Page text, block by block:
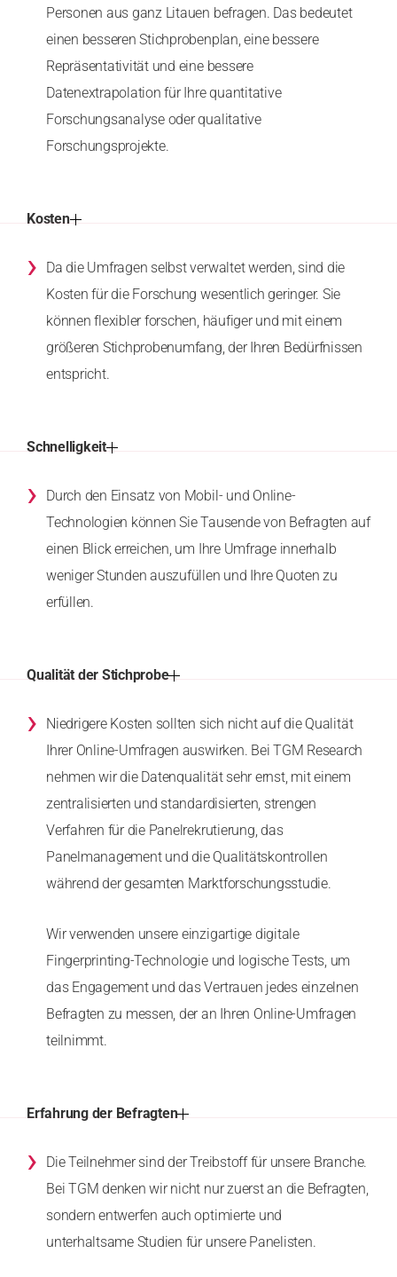
Personen aus ganz Litauen befragen. Das bedeutet
einen besseren Stichprobenplan, eine bessere
Repräsentativität und eine bessere
Datenextrapolation für Ihre quantitative
Forschungsanalyse oder qualitative
Forschungsprojekte.
Kosten
›
Da die Umfragen selbst verwaltet werden, sind die
Kosten für die Forschung wesentlich geringer. Sie
können flexibler forschen, häufiger und mit einem
größeren Stichprobenumfang, der Ihren Bedürfnissen
entspricht.
Schnelligkeit
›
Durch den Einsatz von Mobil- und Online-
Technologien können Sie Tausende von Befragten auf
einen Blick erreichen, um Ihre Umfrage innerhalb
weniger Stunden auszufüllen und Ihre Quoten zu
erfüllen.
Qualität der Stichprobe
›
Niedrigere Kosten sollten sich nicht auf die Qualität
Ihrer Online-Umfragen auswirken. Bei TGM Research
nehmen wir die Datenqualität sehr ernst, mit einem
zentralisierten und standardisierten, strengen
Verfahren für die Panelrekrutierung, das
Panelmanagement und die Qualitätskontrollen
während der gesamten Marktforschungsstudie.
Wir verwenden unsere einzigartige digitale
Fingerprinting-Technologie und logische Tests, um
das Engagement und das Vertrauen jedes einzelnen
Befragten zu messen, der an Ihren Online-Umfragen
teilnimmt.
Erfahrung der Befragten
›
Die Teilnehmer sind der Treibstoff für unsere Branche.
Bei TGM denken wir nicht nur zuerst an die Befragten,
sondern entwerfen auch optimierte und
unterhaltsame Studien für unsere Panelisten.